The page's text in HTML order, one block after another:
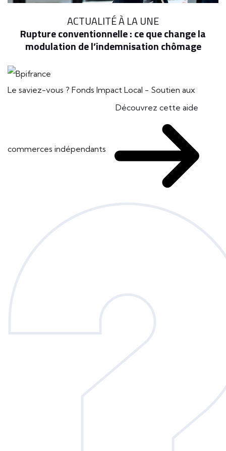
ACTUALITÉ À LA UNE
Rupture conventionnelle : ce que change la
modulation de l’indemnisation chômage
Le saviez-vous ? Fonds Impact Local - Soutien aux
commerces indépendants
Découvrez cette aide